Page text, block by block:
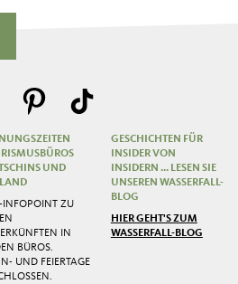
UND
ZU
IN
BÜROS.
UND FEIERTAGE
GESCHICHTEN FÜR
INSIDER VON
INSIDERN ... LESEN SIE
UNSEREN WASSERFALL-
BLOG
HIER GEHT'S ZUM
WASSERFALL-BLOG